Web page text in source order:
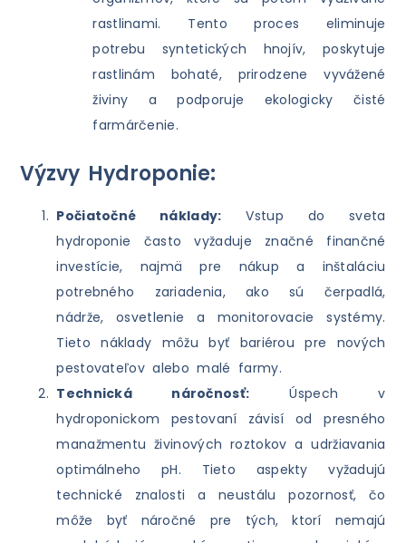
rastlinami. Tento proces eliminuje
potrebu syntetických hnojív, poskytuje
rastlinám bohaté, prirodzene vyvážené
živiny a podporuje ekologicky čisté
farmárčenie.
Výzvy Hydroponie:
Počiatočné náklady: Vstup do sveta
hydroponie často vyžaduje značné finančné
investície, najmä pre nákup a inštaláciu
potrebného zariadenia, ako sú čerpadlá,
nádrže, osvetlenie a monitorovacie systémy.
Tieto náklady môžu byť bariérou pre nových
pestovateľov alebo malé farmy.
Technická náročnosť: Úspech v
hydroponickom pestovaní závisí od presného
manažmentu živinových roztokov a udržiavania
optimálneho pH. Tieto aspekty vyžadujú
technické znalosti a neustálu pozornosť, čo
môže byť náročné pre tých, ktorí nemajú